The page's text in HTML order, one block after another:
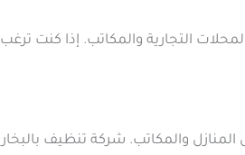
التجارية والمكاتب. إذا كنت ترغب
المنازل والمكاتب. شركة تنظيف بالبخار